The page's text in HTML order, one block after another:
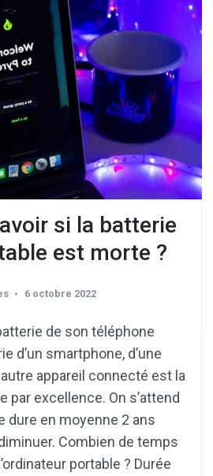
si la batterie
est morte ?
6 octobre 2022
de son téléphone
d’un smartphone, d’une
appareil connecté est la
par excellence. On s’attend
dure en moyenne 2 ans
Combien de temps
portable ? Durée